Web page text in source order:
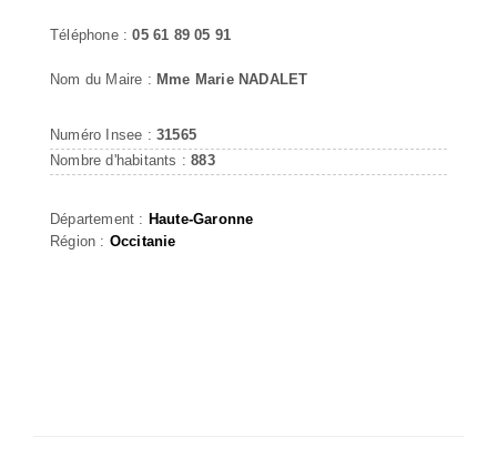
Téléphone :05 61 89 05 91
Nom du Maire : Mme Marie NADALET
Numéro Insee : 31565
Nombre d'habitants :883
Département : Haute-Garonne
Région : Occitanie